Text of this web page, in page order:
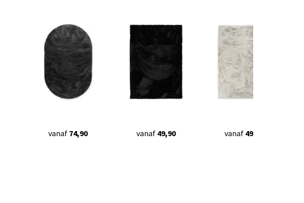
vanaf 74,90 vanaf 49,90 vanaf 49,90